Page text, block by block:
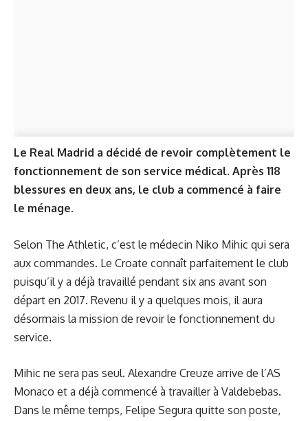
Le Real Madrid a décidé de revoir complètement le
fonctionnement de son service médical. Après 118
blessures en deux ans, le club a commencé à faire
le ménage.
Selon The Athletic, c’est le médecin Niko Mihic qui sera
aux commandes. Le Croate connaît parfaitement le club
puisqu’il y a déjà travaillé pendant six ans avant son
départ en 2017. Revenu il y a quelques mois, il aura
désormais la mission de revoir le fonctionnement du
service.
Mihic ne sera pas seul. Alexandre Creuze arrive de l’AS
Monaco et a déjà commencé à travailler à Valdebebas.
Dans le même temps, Felipe Segura quitte son poste,